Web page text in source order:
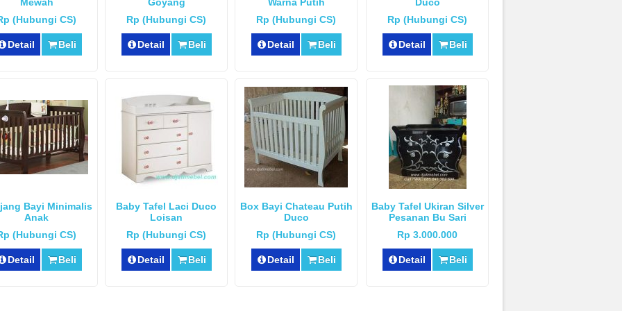
(Hubungi CS)
Detail Beli
Rp (Hubungi CS)
Detail Beli
Rp (Hubungi CS)
Detail Beli
Rp (Hubungi CS)
Detail Beli
Bayi Minimalis
Anak
(Hubungi CS)
Detail Beli
Baby Tafel Laci Duco
Loisan
Rp (Hubungi CS)
Detail Beli
Box Bayi Chateau Putih
Duco
Rp (Hubungi CS)
Detail Beli
Baby Tafel Ukiran Silver
Pesanan Bu Sari
Rp 3.000.000
Detail Beli